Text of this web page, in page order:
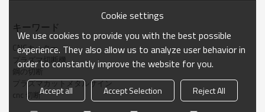
プロダクションピアス
キーワード
CNCカッター
プラズマ切断機
鋼の切断
プラズマカットメタルサイン
cnc 切断
Cookie settings
We use cookies to provide you with the best possible
experience. They also allow us to analyze user behavior in
order to constantly improve the website for you.
Accept all Accept Selection
Reject All